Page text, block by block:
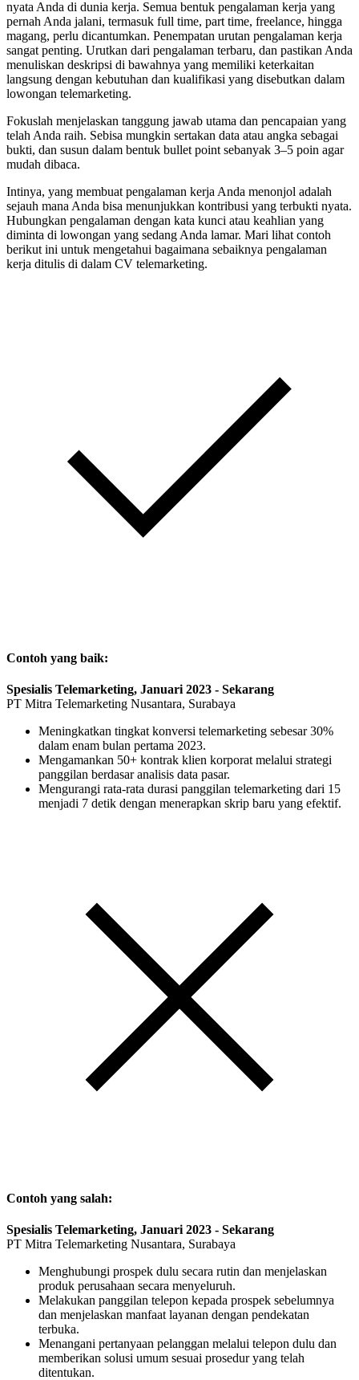
nyata Anda di dunia kerja. Semua bentuk pengalaman kerja yang
pernah Anda jalani, termasuk full time, part time, freelance, hingga
magang, perlu dicantumkan. Penempatan urutan pengalaman kerja
sangat penting. Urutkan dari pengalaman terbaru, dan pastikan Anda
menuliskan deskripsi di bawahnya yang memiliki keterkaitan
langsung dengan kebutuhan dan kualifikasi yang disebutkan dalam
lowongan telemarketing.
Fokuslah menjelaskan tanggung jawab utama dan pencapaian yang
telah Anda raih. Sebisa mungkin sertakan data atau angka sebagai
bukti, dan susun dalam bentuk bullet point sebanyak 3–5 poin agar
mudah dibaca.
Intinya, yang membuat pengalaman kerja Anda menonjol adalah
sejauh mana Anda bisa menunjukkan kontribusi yang terbukti nyata.
Hubungkan pengalaman dengan kata kunci atau keahlian yang
diminta di lowongan yang sedang Anda lamar. Mari lihat contoh
berikut ini untuk mengetahui bagaimana sebaiknya pengalaman
kerja ditulis di dalam CV telemarketing.
Contoh yang baik:
Spesialis Telemarketing, Januari 2023 - Sekarang
PT Mitra Telemarketing Nusantara, Surabaya
Meningkatkan tingkat konversi telemarketing sebesar 30%
dalam enam bulan pertama 2023.
Mengamankan 50+ kontrak klien korporat melalui strategi
panggilan berdasar analisis data pasar.
Mengurangi rata-rata durasi panggilan telemarketing dari 15
menjadi 7 detik dengan menerapkan skrip baru yang efektif.
Contoh yang salah:
Spesialis Telemarketing, Januari 2023 - Sekarang
PT Mitra Telemarketing Nusantara, Surabaya
Menghubungi prospek dulu secara rutin dan menjelaskan
produk perusahaan secara menyeluruh.
Melakukan panggilan telepon kepada prospek sebelumnya
dan menjelaskan manfaat layanan dengan pendekatan
terbuka.
Menangani pertanyaan pelanggan melalui telepon dulu dan
memberikan solusi umum sesuai prosedur yang telah
ditentukan.